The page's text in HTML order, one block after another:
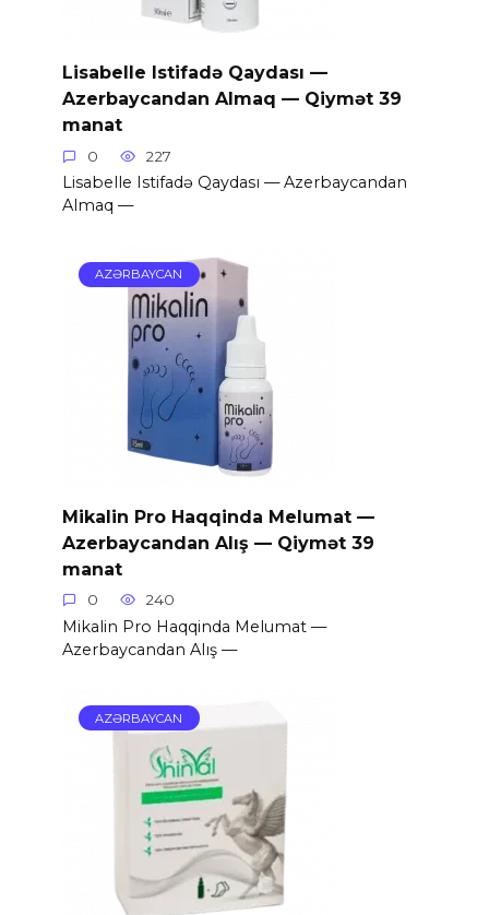
Lisabelle Istifadə Qaydası —
Azerbaycandan Almaq — Qiymət 39
manat
0 227
Lisabelle Istifadə Qaydası — Azerbaycandan
Almaq —
AZƏRBAYCAN
Mikalin Pro Haqqinda Melumat —
Azerbaycandan Alış — Qiymət 39
manat
0 240
Mikalin Pro Haqqinda Melumat —
Azerbaycandan Alış —
AZƏRBAYCAN